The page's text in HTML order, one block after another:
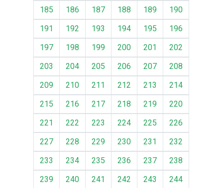
185
186 187 188 189
190
191
192 193 194 195
196
197
198 199 200 201
202
203
204 205 206 207
208
209
210 211 212 213
214
215
216 217 218 219
220
221
222 223 224 225
226
227
228 229 230 231
232
233
234 235 236 237
238
239
240 241 242 243
244